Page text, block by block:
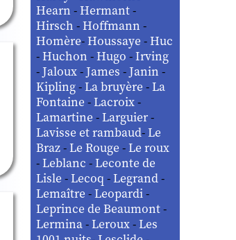
Hearn-Hermant-
Hirsch-Hoffmann-
Homère-Houssaye-Huc
-Huchon-Hugo-Irving
-Jaloux-James-Janin-
Kipling-La bruyère-La
Fontaine-Lacroix-
Lamartine-Larguier-
Lavisse et rambaud-Le
Braz-Le Rouge-Le roux
-Leblanc-Leconte de
Lisle-Lecoq-Legrand-
Lemaître-Leopardi-
Leprince de Beaumont-
Lermina-Leroux-Les